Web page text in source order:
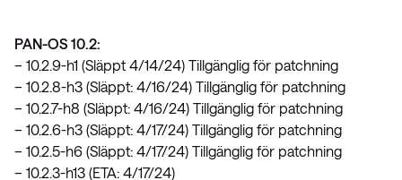
PAN-OS 10.2:
– 10.2.9-h1 (Släppt 4/14/24) Tillgänglig för patchning
– 10.2.8-h3 (Släppt: 4/16/24) Tillgänglig för patchning
– 10.2.7-h8 (Släppt: 4/16/24) Tillgänglig för patchning
– 10.2.6-h3 (Släppt: 4/17/24) Tillgänglig för patchning
– 10.2.5-h6 (Släppt: 4/17/24) Tillgänglig för patchning
– 10.2.3-h13 (ETA: 4/17/24)